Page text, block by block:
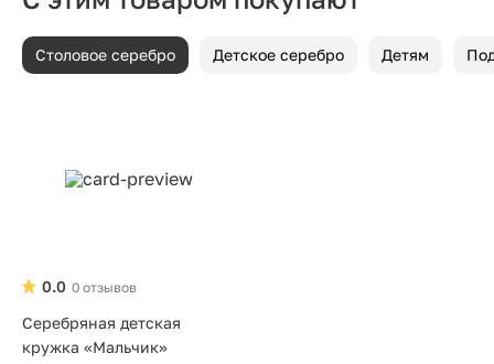
Столовое серебро Детское серебро Детям
0 отзывов
0.0
Серебряная детская
кружка «Мальчик»